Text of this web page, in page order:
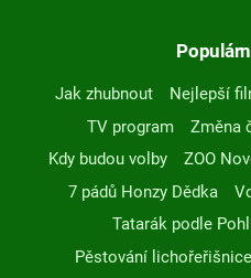
Jak zhubnout Nejlepší
TV program
Změna
Kdy budou volby
ZOO
7 pádů Honzy Dědka
Tatarák podle
Pěstování lichořeřišnice